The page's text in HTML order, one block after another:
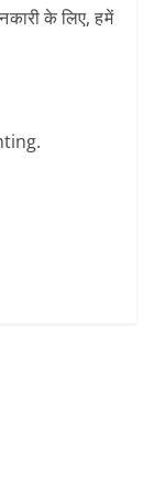
के लिए, हमें